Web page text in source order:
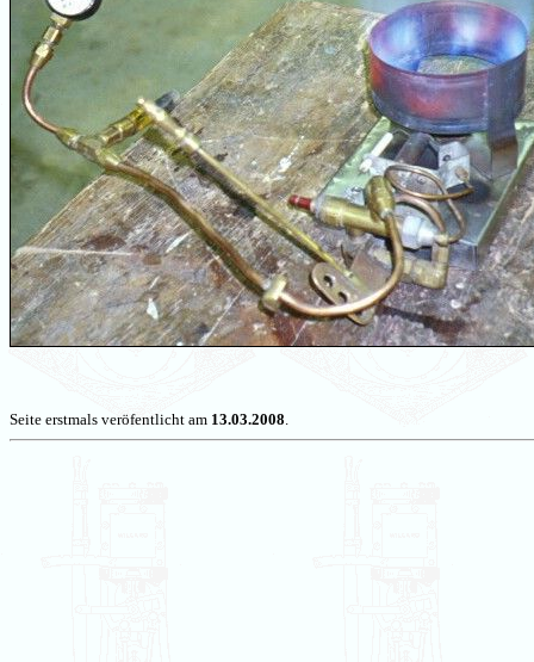
Seite erstmals veröfentlicht am 13.03.2008.